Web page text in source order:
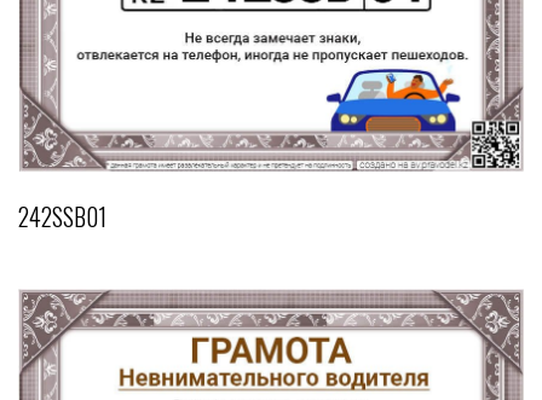
242SSB01